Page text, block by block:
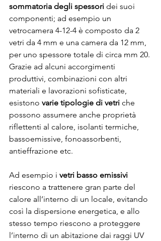
sommatoria degli spessori dei suoi
componenti; ad esempio un
vetrocamera 4-12-4 è composto da 2
vetri da 4 mm e una camera da 12 mm,
per uno spessore totale di circa mm 20.
Grazie ad alcuni accorgimenti
produttivi, combinazioni con altri
materiali e lavorazioni sofisticate,
esistono varie tipologie di vetri che
possono assumere anche proprietà
riflettenti al calore, isolanti termiche,
bassoemissive, fonoassorbenti,
antieffrazione etc.
Ad esempio i vetri basso emissivi
riescono a trattenere gran parte del
calore all’interno di un locale, evitando
così la dispersione energetica, e allo
stesso tempo riescono a proteggere
l’interno di un abitazione dai raggi UV